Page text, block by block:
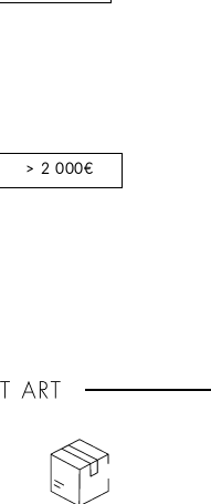
> 2 000€